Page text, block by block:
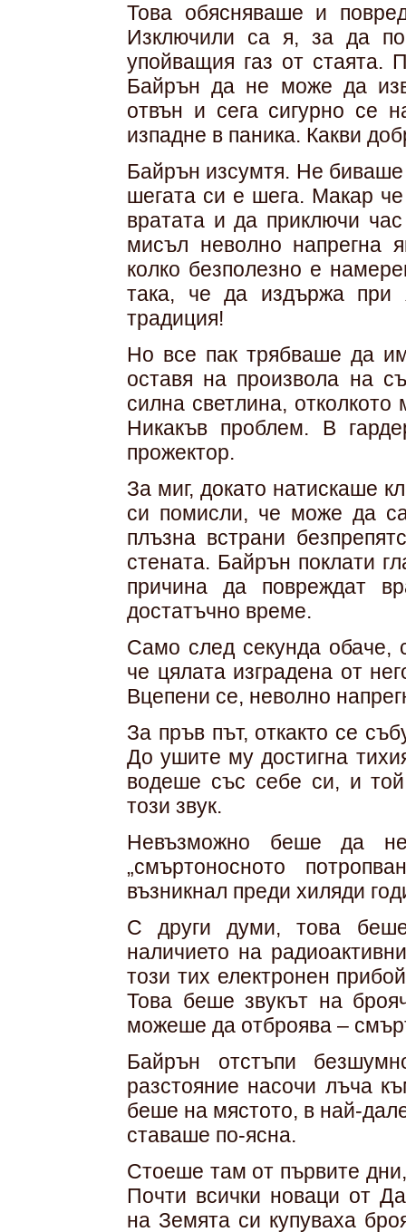
Това обясняваше и
Изключили са я, за да
упойващия газ от стаята.
Байрън да не може да
отвън и сега сигурно се
изпадне в паника. Какви
Байрън изсумтя. Не
шегата си е шега. Макар
вратата и да приключи
мисъл неволно напрегна
колко безполезно е
така, че да издържа при
традиция!
Но все пак трябваше да
оставя на произвола на
силна светлина,
Никакъв проблем. В
прожектор.
За миг, докато натискаше
си помисли, че може да
плъзна встрани
стената. Байрън поклати
причина да повреждат
достатъчно време.
Само след секунда обаче,
че цялата изградена от
Вцепени се, неволно
За пръв път, откакто се
До ушите му достигна
водеше със себе си, и
този звук.
Невъзможно беше да
„смъртоносното
възникнал преди хиляди
С други думи, това
наличието на
този тих електронен
Това беше звукът на
можеше да отброява –
Байрън отстъпи
разстояние насочи лъча
беше на мястото, в най-
ставаше по-ясна.
Стоеше там от първите
Почти всички новаци от
на Земята си купуваха